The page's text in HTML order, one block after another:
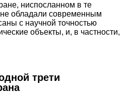
ниспосланном в те
обладали современным
с научной точностью
объекты, и, в частности,
трети